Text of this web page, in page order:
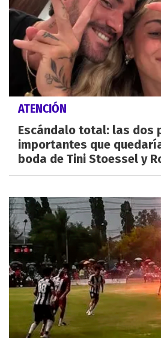
ATENCIÓN
Escándalo total: las dos
importantes que
boda de Tini Stoessel y